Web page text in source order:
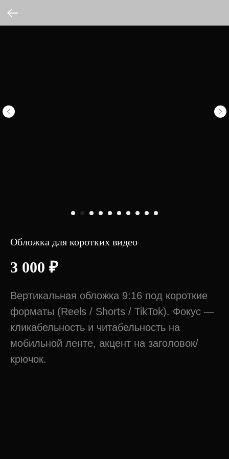
Обложка для коротких видео
3 000 ₽
Вертикальная обложка 9:16 под короткие
форматы (Reels / Shorts / TikTok). Фокус —
кликабельность и читабельность на
мобильной ленте, акцент на заголовок/
крючок.